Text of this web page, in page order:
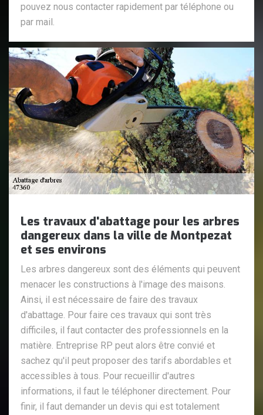
pouvez nous contacter rapidement par téléphone ou
par mail.
Les travaux d'abattage pour les arbres
dangereux dans la ville de Montpezat
et ses environs
Les arbres dangereux sont des éléments qui peuvent
menacer les constructions à l'image des maisons.
Ainsi, il est nécessaire de faire des travaux
d'abattage. Pour faire ces travaux qui sont très
difficiles, il faut contacter des professionnels en la
matière. Entreprise RP peut alors être convié et
sachez qu'il peut proposer des tarifs abordables et
accessibles à tous. Pour recueillir d'autres
informations, il faut le téléphoner directement. Pour
finir, il faut demander un devis qui est totalement